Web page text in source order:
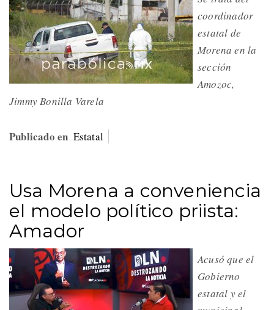
coordinador
estatal de
Morena en la
sección
Amozoc,
Jimmy Bonilla Varela
Publicado en Estatal
Usa Morena a conveniencia
el modelo político priista:
Amador
Acusó que el
Gobierno
estatal y el